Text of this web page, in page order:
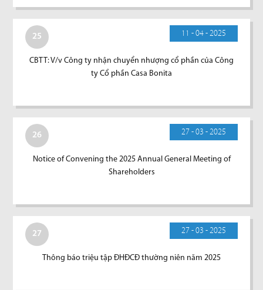
25 11 - 04 - 2025
CBTT: V/v Công ty nhận chuyển nhượng cổ phần của Công
ty Cổ phần Casa Bonita
26 27 - 03 - 2025
Notice of Convening the 2025 Annual General Meeting of
Shareholders
27 27 - 03 - 2025
Thông báo triệu tập ĐHĐCĐ thường niên năm 2025